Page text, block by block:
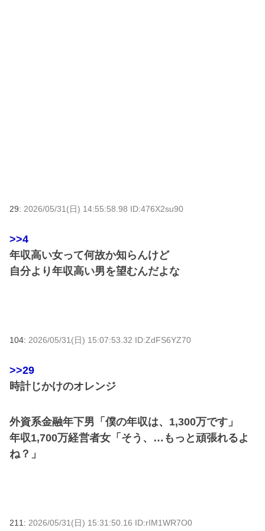
29: 2026/05/31(日) 14:55:58.98 ID:476X2su90
>>4
年収高い女って何故か知らんけど
自分より年収高い男を望むんだよな
104: 2026/05/31(日) 15:07:53.32 ID:ZdFS6YZ70
>>29
時計じかけのオレンジ
外資系金融年下男「僕の年収は、1,300万です」
年収1,700万経営者女「そう、…もっと頑張れるよ
ね？」
211: 2026/05/31(日) 15:31:50.16 ID:rIM1WR7O0